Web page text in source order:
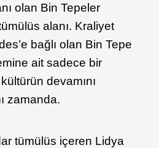
olan Bin Tepeler
alanı. Kraliyet
bağlı olan Bin Tepe
ait sadece bir
devamını
zamanda.
tümülüs içeren Lidya